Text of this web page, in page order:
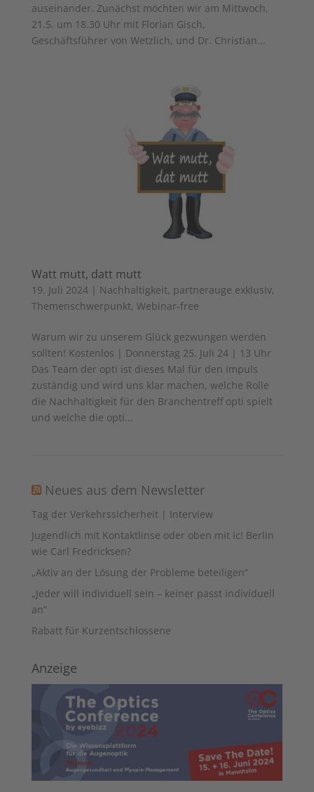
auseinander. Zunächst möchten wir am Mittwoch,
21.5. um 18.30 Uhr mit Florian Gisch,
Geschäftsführer von Wetzlich, und Dr. Christian...
Watt mutt, datt mutt
19. Juli 2024| Nachhaltigkeit, partnerauge exklusiv,
Themenschwerpunkt, Webinar-free
Warum wir zu unserem Glück gezwungen werden
sollten! Kostenlos | Donnerstag 25. Juli 24 | 13 Uhr
Das Team der opti ist dieses Mal für den Impuls
zuständig und wird uns klar machen, welche Rolle
die Nachhaltigkeit für den Branchentreff opti spielt
und welche die opti...
Neues aus dem Newsletter
Tag der Verkehrssicherheit | Interview
Jugendlich mit Kontaktlinse oder oben mit ic! Berlin
wie Carl Fredricksen?
„Aktiv an der Lösung der Probleme beteiligen“
„Jeder will individuell sein – keiner passt individuell
an“
Rabatt für Kurzentschlossene
Anzeige